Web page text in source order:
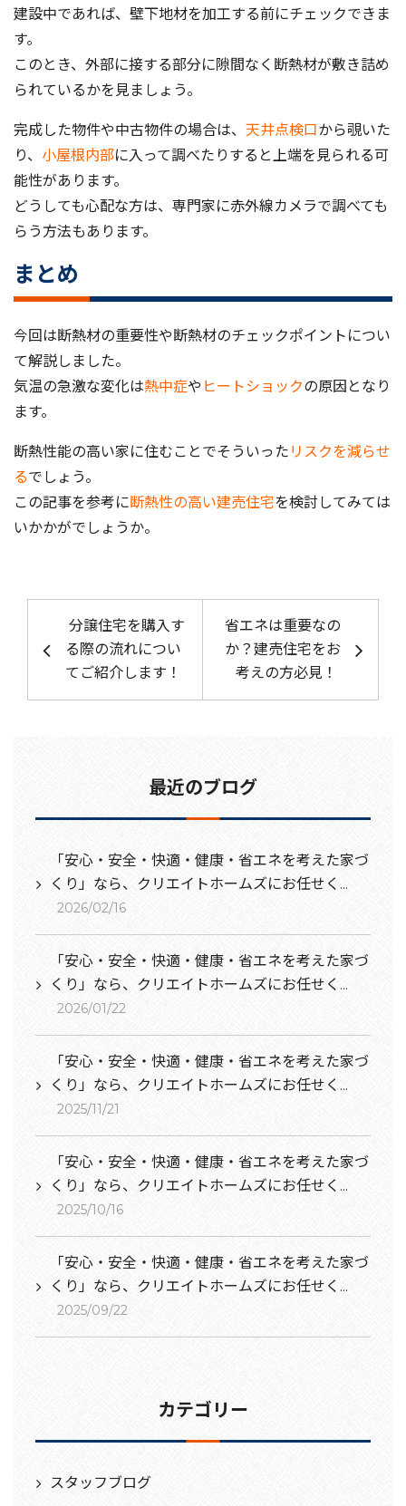
建設中であれば、壁下地材を加工する前にチェックできま
す。
このとき、外部に接する部分に隙間なく断熱材が敷き詰め
られているかを見ましょう。
完成した物件や中古物件の場合は、 天井点検口から覗いた
り、 小屋根内部に入って調べたりすると上端を見られる可
能性があります。
どうしても心配な方は、専門家に赤外線カメラで調べても
らう方法もあります。
まとめ
今回は断熱材の重要性や断熱材のチェックポイントについ
て解説しました。
気温の急激な変化は熱中症や ヒートショックの原因となり
ます。
断熱性能の高い家に住むことでそういった リスクを減らせ
るでしょう。
この記事を参考に断熱性の高い建売住宅を検討してみては
いかかがでしょうか。
投稿ナビゲーション
分譲住宅を購入す
る際の流れについ
てご紹介します！
省エネは重要なの
か？建売住宅をお
考えの方必見！
最近のブログ
「安心・安全・快適・健康・省エネを考えた家づ
くり」なら、クリエイトホームズにお任せく...
2026/02/16
「安心・安全・快適・健康・省エネを考えた家づ
くり」なら、クリエイトホームズにお任せく...
2026/01/22
「安心・安全・快適・健康・省エネを考えた家づ
くり」なら、クリエイトホームズにお任せく...
2025/11/21
「安心・安全・快適・健康・省エネを考えた家づ
くり」なら、クリエイトホームズにお任せく...
2025/10/16
「安心・安全・快適・健康・省エネを考えた家づ
くり」なら、クリエイトホームズにお任せく...
2025/09/22
カテゴリー
スタッフブログ